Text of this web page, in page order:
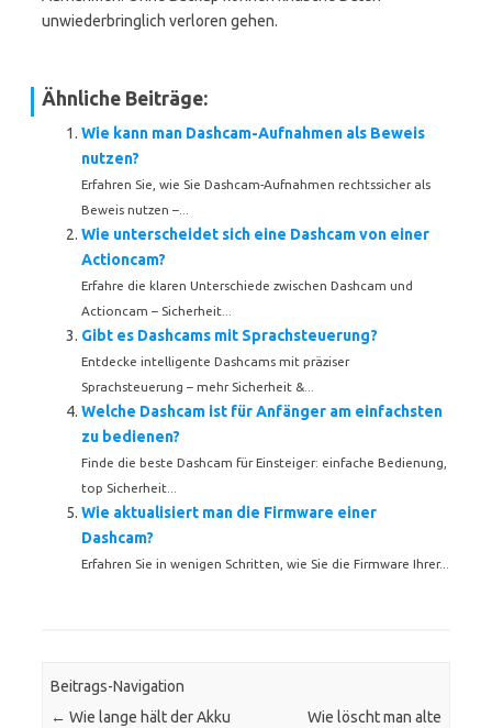
unwiederbringlich verloren gehen.
Ähnliche Beiträge:
Wie kann man Dashcam-Aufnahmen als Beweis
nutzen?
Erfahren Sie, wie Sie Dashcam-Aufnahmen rechtssicher als
Beweis nutzen –...
Wie unterscheidet sich eine Dashcam von einer
Actioncam?
Erfahre die klaren Unterschiede zwischen Dashcam und
Actioncam – Sicherheit...
Gibt es Dashcams mit Sprachsteuerung?
Entdecke intelligente Dashcams mit präziser
Sprachsteuerung – mehr Sicherheit &...
Welche Dashcam ist für Anfänger am einfachsten
zu bedienen?
Finde die beste Dashcam für Einsteiger: einfache Bedienung,
top Sicherheit...
Wie aktualisiert man die Firmware einer
Dashcam?
Erfahren Sie in wenigen Schritten, wie Sie die Firmware Ihrer...
Beitrags-Navigation
← Wie lange hält der Akku
Wie löscht man alte